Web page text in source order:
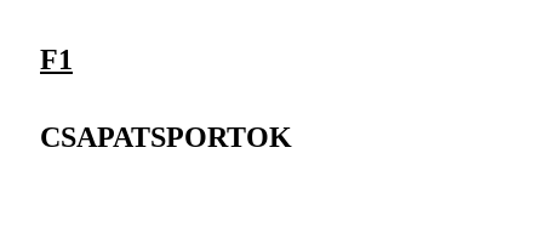
F1
CSAPATSPORTOK